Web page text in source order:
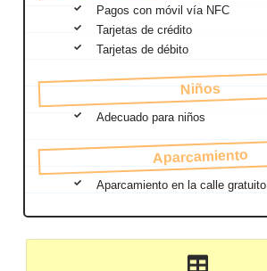
Pagos con móvil vía NFC
Tarjetas de crédito
Tarjetas de débito
Niños
Adecuado para niños
Aparcamiento
Aparcamiento en la calle gratuito